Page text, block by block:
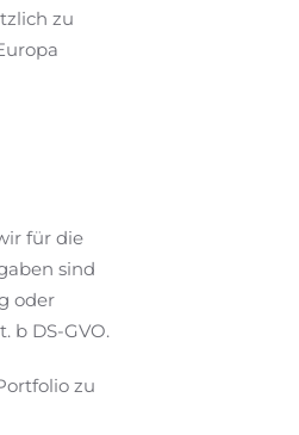
zu
für die
sind
oder
b DS-GVO.
zu